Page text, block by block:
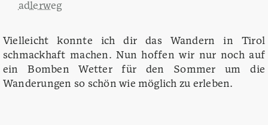
adlerweg
Vielleicht konnte ich dir das Wandern in Tirol
schmackhaft machen. Nun hoffen wir nur noch auf
ein Bomben Wetter für den Sommer um die
Wanderungen so schön wie möglich zu erleben.